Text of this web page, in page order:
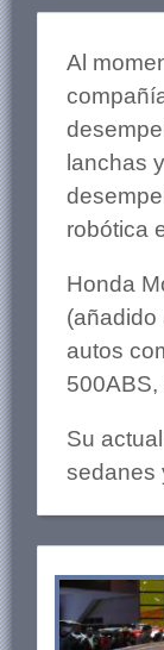
Al
lanchas
robótica
Honda
(añadido
autos
Su
sedanes